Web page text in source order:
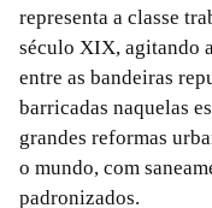
representa a classe
século XIX, agitando
entre as bandeiras
barricadas naquelas
grandes reformas
o mundo, com
padronizados.